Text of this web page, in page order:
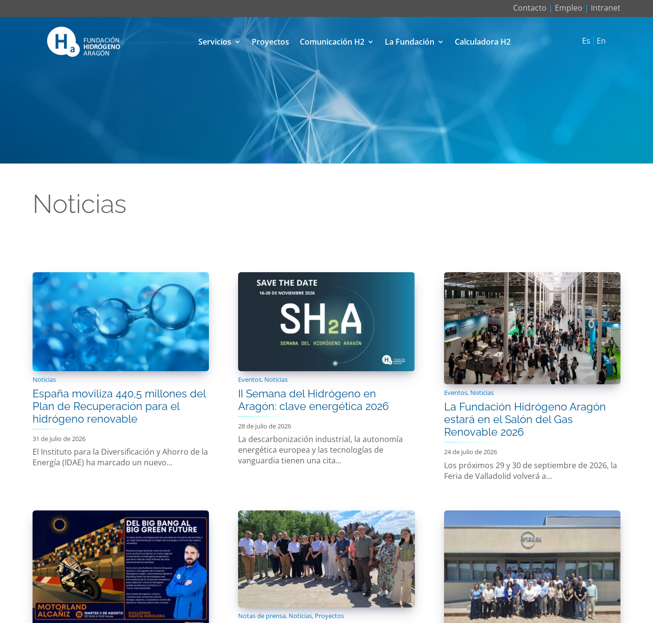
Contacto | Empleo | Intranet
Servicios Proyectos Comunicación H2 La Fundación Calculadora H2 Es En
Noticias
Noticias
España moviliza 440,5 millones del
Plan de Recuperación para el
hidrógeno renovable
31 de julio de 2026
El Instituto para la Diversificación y Ahorro de la
Energía (IDAE) ha marcado un nuevo...
Eventos, Noticias
II Semana del Hidrógeno en
Aragón: clave energética 2026
28 de julio de 2026
La descarbonización industrial, la autonomía
energética europea y las tecnologías de
vanguardia tienen una cita...
Eventos, Noticias
La Fundación Hidrógeno Aragón
estará en el Salón del Gas
Renovable 2026
24 de julio de 2026
Los próximos 29 y 30 de septiembre de 2026, la
Feria de Valladolid volverá a...
Notas de prensa, Noticias, Proyectos